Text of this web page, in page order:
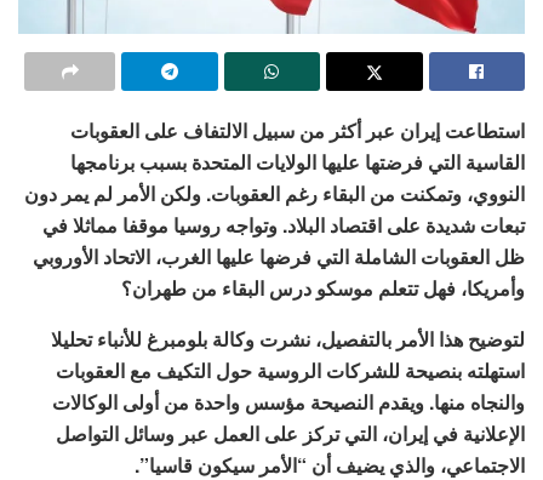
استطاعت إيران عبر أكثر من سبيل الالتفاف على العقوبات
القاسية التي فرضتها عليها الولايات المتحدة بسبب برنامجها
النووي، وتمكنت من البقاء رغم العقوبات. ولكن الأمر لم يمر دون
تبعات شديدة على اقتصاد البلاد. وتواجه روسيا موقفا مماثلا في
ظل العقوبات الشاملة التي فرضها عليها الغرب، الاتحاد الأوروبي
وأمريكا، فهل تتعلم موسكو درس البقاء من طهران؟
لتوضيح هذا الأمر بالتفصيل، نشرت وكالة بلومبرغ للأنباء تحليلا
استهلته بنصيحة للشركات الروسية حول التكيف مع العقوبات
والنجاه منها. ويقدم النصيحة مؤسس واحدة من أولى الوكالات
الإعلانية في إيران، التي تركز على العمل عبر وسائل التواصل
الاجتماعي، والذي يضيف أن “الأمر سيكون قاسيا”.